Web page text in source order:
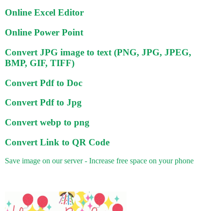
Online Excel Editor
Online Power Point
Convert JPG image to text (PNG, JPG, JPEG,
BMP, GIF, TIFF)
Convert Pdf to Doc
Convert Pdf to Jpg
Convert webp to png
Convert Link to QR Code
Save image on our server - Increase free space on your phone